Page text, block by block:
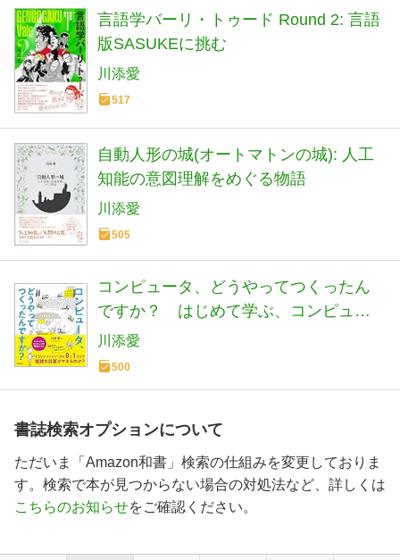
言語学バーリ・トゥード Round 2: 言語
版SASUKEに挑む
川添愛
517
自動人形の城(オートマトンの城): 人工
知能の意図理解をめぐる物語
川添愛
505
コンピュータ、どうやってつくったん
ですか？ はじめて学ぶ、コンピュー
タの歴史としくみ
川添愛
500
書誌検索オプションについて
ただいま「Amazon和書」検索の仕組みを変更しておりま
す。検索で本が見つからない場合の対処法など、詳しくは
こちらのお知らせをご確認ください。